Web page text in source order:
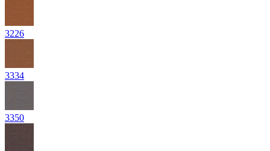
3226
3334
3350